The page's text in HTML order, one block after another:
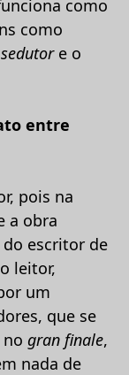
como
como
e o
entre
pois na
a obra
escritor de
leitor,
um
que se
gran finale,
nada de